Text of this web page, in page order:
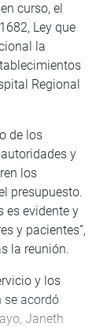
curso, el
Ley que
la
Regional
de los
y
los
presupuesto.
es evidente y
y pacientes”,
la reunión.
y los
se acordó
Janeth